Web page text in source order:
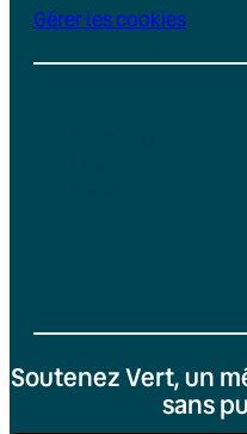
Gérer les cookies
Soutenez Vert, un
sans